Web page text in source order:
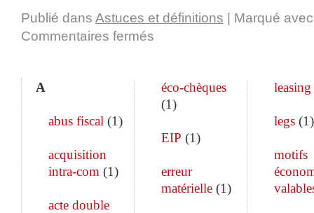
Publié dans Astuces et définitions
Marqué avec
Commentaires fermés
A
abus fiscal (1)
acquisition
intra-com (1)
acte double
éco-chèques
(1)
EIP (1)
erreur
matérielle(1)
leasing
legs(1)
motifs